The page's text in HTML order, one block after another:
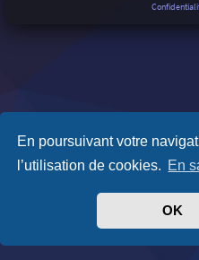
En poursuivant votre
l’utilisation de cookies. En
OK